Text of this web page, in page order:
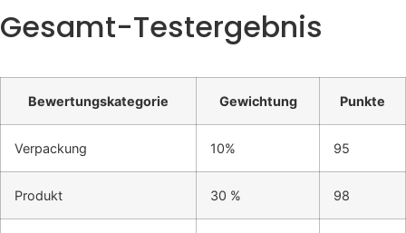
Gesamt-Testergebnis
Bewertungskategorie Gewichtung Punkte
Verpackung 10% 95
Produkt 30 % 98